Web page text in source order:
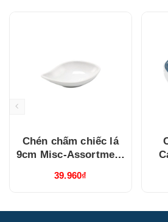
Chén chấm chiếc lá
9cm Misc-Assortment
(640916000)
39.960₫